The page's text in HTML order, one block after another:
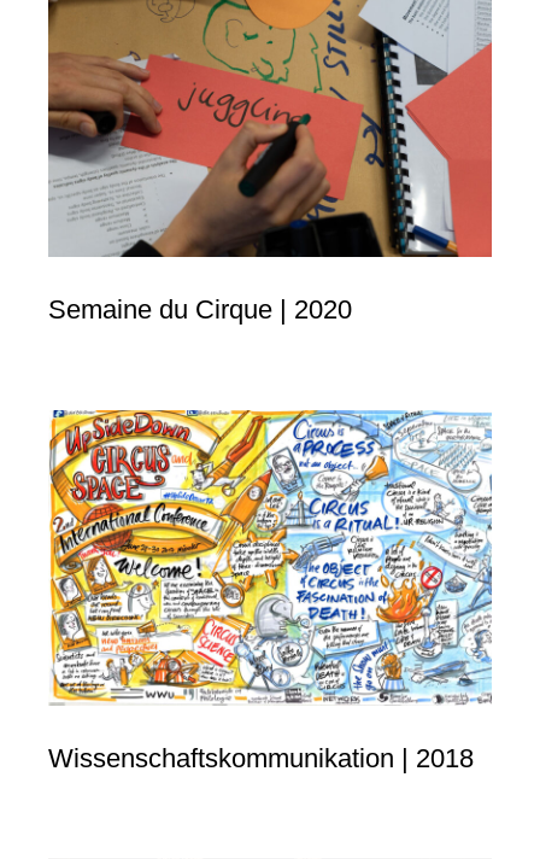
Semaine du Cirque | 2020
Wissenschaftskommunikation | 2018